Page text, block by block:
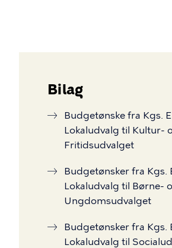
Bilag
Budgetønske fra Kgs.
Lokaludvalg til Kultur-
Fritidsudvalget
Budgetønsker fra Kgs.
Lokaludvalg til Børne-
Ungdomsudvalget
Budgetønsker fra Kgs.
Lokaludvalg til